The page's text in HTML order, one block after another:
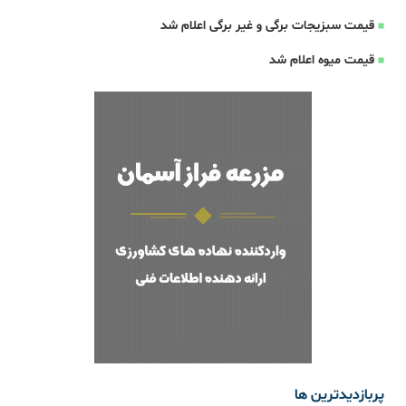
قیمت سبزیجات برگی و غیر برگی اعلام شد
قیمت میوه اعلام شد
پربازدیدترین ها